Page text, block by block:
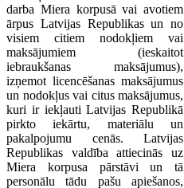
darba Miera korpusā vai avotiem
ārpus Latvijas Republikas un no
visiem citiem nodokļiem vai
maksājumiem (ieskaitot
iebraukšanas maksājumus),
izņemot licencēšanas maksājumus
un nodokļus vai citus maksājumus,
kuri ir iekļauti Latvijas Republikā
pirkto iekārtu, materiālu un
pakalpojumu cenās. Latvijas
Republikas valdība attiecinās uz
Miera korpusa pārstāvi un tā
personālu tādu pašu apiešanos,